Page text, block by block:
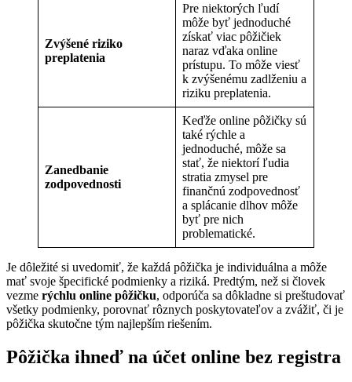
Zvýšené riziko
preplatenia
Pre niektorých ľudí
môže byť jednoduché
získať viac pôžičiek
naraz vďaka online
prístupu. To môže viesť
k zvýšenému zadlženiu a
riziku preplatenia.
Zanedbanie
zodpovednosti
Keďže online pôžičky sú
také rýchle a
jednoduché, môže sa
stať, že niektorí ľudia
stratia zmysel pre
finančnú zodpovednosť
a splácanie dlhov môže
byť pre nich
problematické.
Je dôležité si uvedomiť, že každá pôžička je individuálna a môže
mať svoje špecifické podmienky a riziká. Predtým, než si človek
vezme rýchlu online pôžičku, odporúča sa dôkladne si preštudovať
všetky podmienky, porovnať rôznych poskytovateľov a zvážiť, či je
pôžička skutočne tým najlepším riešením.
Pôžička ihneď na účet online bez registra